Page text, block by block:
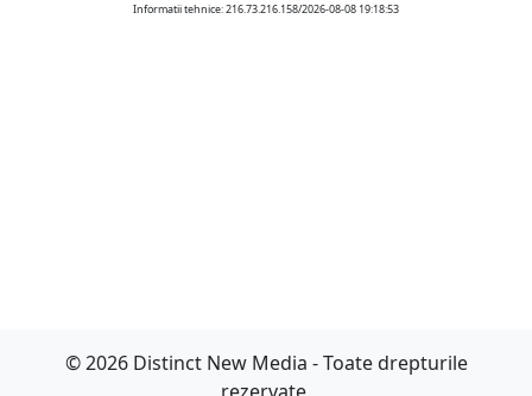
Informatii tehnice: 216.73.216.158/2026-08-08 19:18:53
© 2026 Distinct New Media - Toate drepturile